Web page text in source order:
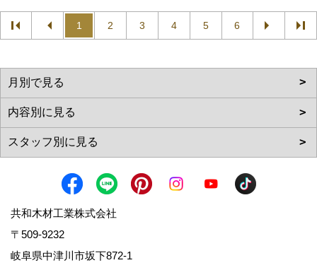
1 2 3 4 5 6
共和木材工業株式会社
〒509-9232
岐阜県中津川市坂下872‐1